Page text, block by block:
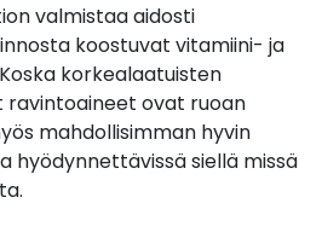
valmistaa aidosti
koostuvat vitamiini- ja
korkealaatuisten
ovat ruoan
mahdollisimman hyvin
hyödynnettävissä siellä missä